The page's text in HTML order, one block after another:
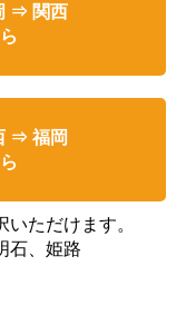
⇒ 関西
⇒ 福岡
ただけます。
石、姫路